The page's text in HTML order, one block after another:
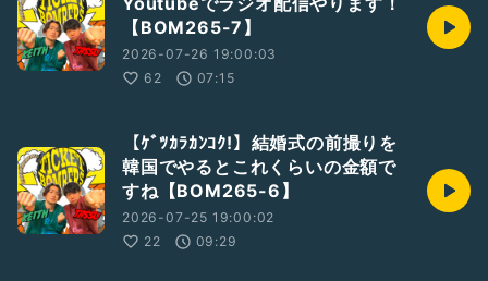
【BOM265-7】
2026-07-26 19:00:03
62
07:15
【ｹﾞﾂｶﾗｶﾝｺｸ!】結婚式の前撮りを
韓国でやるとこれくらいの金額で
すね【BOM265-6】
2026-07-25 19:00:02
22
09:29